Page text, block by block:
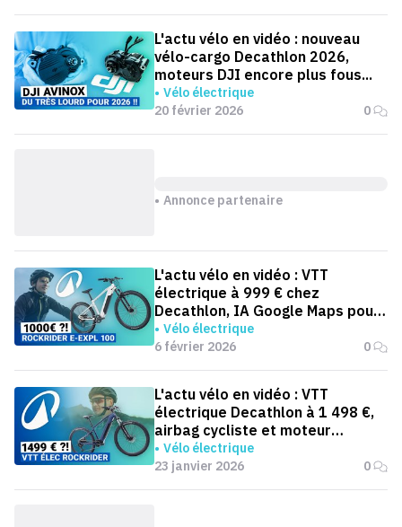
L'actu vélo en vidéo : nouveau
vélo-cargo Decathlon 2026,
moteurs DJI encore plus fous...
Vélo électrique
20 février 2026
0
Annonce partenaire
L'actu vélo en vidéo : VTT
électrique à 999 € chez
Decathlon, IA Google Maps pour
cyclistes et Orbea à 17,5 kg
Vélo électrique
6 février 2026
0
L'actu vélo en vidéo : VTT
électrique Decathlon à 1 498 €,
airbag cycliste et moteur
Ananda
Vélo électrique
23 janvier 2026
0